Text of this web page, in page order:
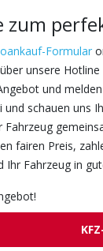
zum
Formular
unsere
und
schauen uns
Fahrzeug
fairen Preis,
Ihr Fahrzeug in